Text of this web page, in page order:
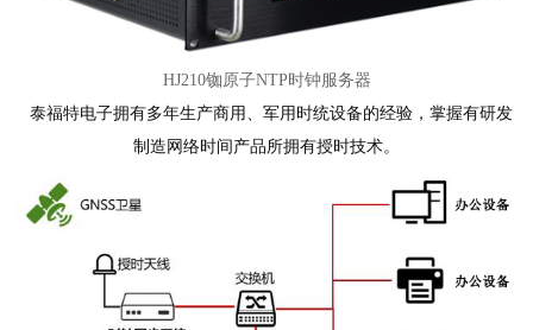
HJ210铷原子NTP时钟服务器
泰福特电子拥有多年生产商用、军用时统设备的经验，掌握有研发
制造网络时间产品所拥有授时技术。